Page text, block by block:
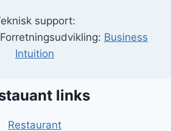
support:
Business
Intuition
links
Restaurant